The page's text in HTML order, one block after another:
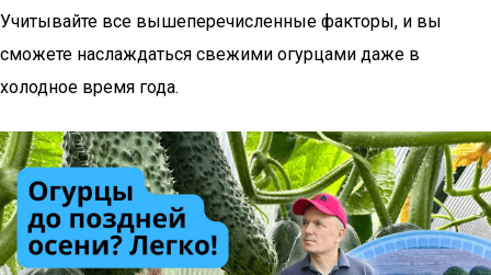
Учитывайте все вышеперечисленные факторы, и вы
сможете наслаждаться свежими огурцами даже в
холодное время года.